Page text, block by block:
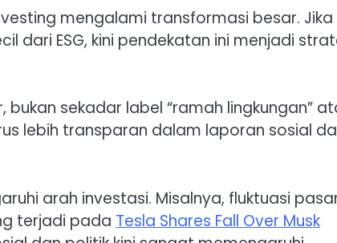
mengalami transformasi besar. Jika
dari ESG, kini pendekatan ini menjadi
sekadar label “ramah lingkungan”
lebih transparan dalam laporan sosial
arah investasi. Misalnya, fluktuasi
terjadi pada Tesla Shares Fall Over Musk